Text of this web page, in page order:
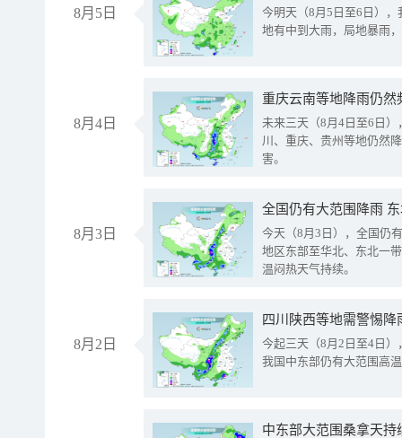
8月5日
今明天（8月5日至6日）
地有中到大雨，局地暴雨
8月4日
重庆云南等地降雨仍然
未来三天（8月4日至6日
川、重庆、贵州等地仍然
害。
8月3日
全国仍有大范围降雨
今天（8月3日），全国仍
地区东部至华北、东北一
温闷热天气持续。
8月2日
今起三天（8月2日至4日
我国中东部仍有大范围高
中东部大范围桑拿天